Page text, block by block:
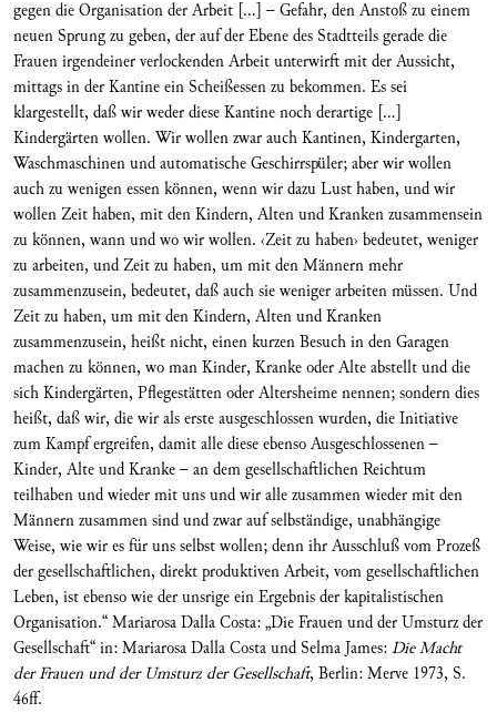
gegen die Organisation der Arbeit […] – Gefahr, den Anstoß zu einem
neuen Sprung zu geben, der auf der Ebene des Stadtteils gerade die
Frauen irgendeiner verlockenden Arbeit unterwirft mit der Aussicht,
mittags in der Kantine ein Scheißessen zu bekommen. Es sei
klargestellt, daß wir weder diese Kantine noch derartige […]
Kindergärten wollen. Wir wollen zwar auch Kantinen, Kindergarten,
Waschmaschinen und automatische Geschirrspüler; aber wir wollen
auch zu wenigen essen können, wenn wir dazu Lust haben, und wir
wollen Zeit haben, mit den Kindern, Alten und Kranken zusammensein
zu können, wann und wo wir wollen. ‹Zeit zu haben› bedeutet, weniger
zu arbeiten, und Zeit zu haben, um mit den Männern mehr
zusammenzusein, bedeutet, daß auch sie weniger arbeiten müssen. Und
Zeit zu haben, um mit den Kindern, Alten und Kranken
zusammenzusein, heißt nicht, einen kurzen Besuch in den Garagen
machen zu können, wo man Kinder, Kranke oder Alte abstellt und die
sich Kindergärten, Pflegestätten oder Altersheime nennen; sondern dies
heißt, daß wir, die wir als erste ausgeschlossen wurden, die Initiative
zum Kampf ergreifen, damit alle diese ebenso Ausgeschlossenen –
Kinder, Alte und Kranke – an dem gesellschaftlichen Reichtum
teilhaben und wieder mit uns und wir alle zusammen wieder mit den
Männern zusammen sind und zwar auf selbständige, unabhängige
Weise, wie wir es für uns selbst wollen; denn ihr Ausschluß vom Prozeß
der gesellschaftlichen, direkt produktiven Arbeit, vom gesellschaftlichen
Leben, ist ebenso wie der unsrige ein Ergebnis der kapitalistischen
Organisation.“ Mariarosa Dalla Costa: „Die Frauen und der Umsturz der
Gesellschaft“ in: Mariarosa Dalla Costa und Selma James:Die Macht
der Frauen und der Umsturz der Gesellschaft, Berlin: Merve 1973, S.
46ff.